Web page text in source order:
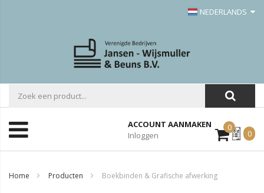
NEDERLANDS
ACCOUNT AANMAKEN
Inloggen
0Mijn
Offerte
0
Home Producten Boekbinden & Grafische afwerking